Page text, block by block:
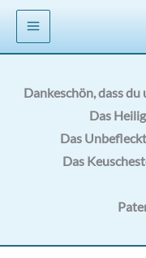
Zum
Inhalt
springen
Dankeschön, dass
Das
Das
Das